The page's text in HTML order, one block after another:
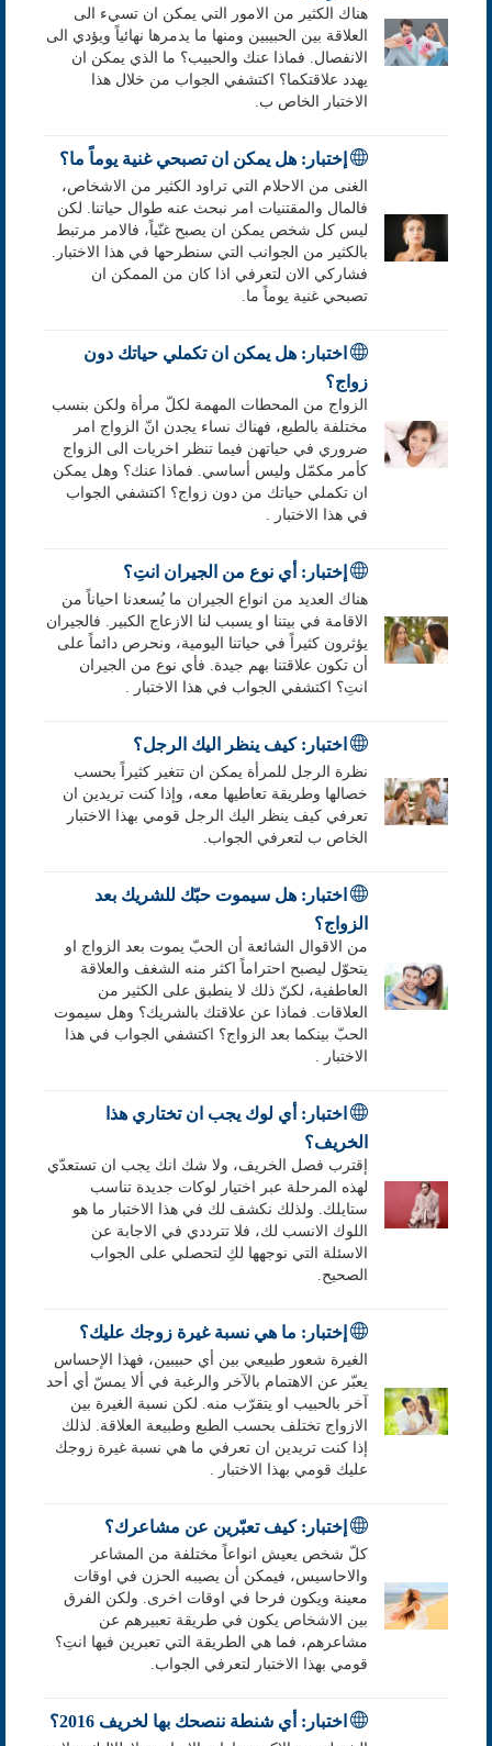
هناك الكثير من الامور التي يمكن ان تسيء الى
العلاقة بين الحبيبين ومنها ما يدمرها نهائياً ويؤدي الى
الانفصال. فماذا عنك والحبيب؟ ما الذي يمكن ان
يهدد علاقتكما؟ اكتشفي الجواب من خلال هذا
الاختبار الخاص ب.
إختبار: هل يمكن ان تصبحي غنية يوماً ما؟
الغنى من الاحلام التي تراود الكثير من الاشخاص،
فالمال والمقتنيات امر نبحث عنه طوال حياتنا. لكن
ليس كل شخص يمكن ان يصبح غنّياً، فالامر مرتبط
بالكثير من الجوانب التي سنطرحها في هذا الاختبار.
فشاركي الان لتعرفي اذا كان من الممكن ان
تصبحي غنية يوماً ما.
اختبار: هل يمكن ان تكملي حياتك دون
زواج؟
الزواج من المحطات المهمة لكلّ مرأة ولكن بنسب
مختلفة بالطبع، فهناك نساء يجدن انّ الزواج امر
ضروري في حياتهن فيما تنظر اخريات الى الزواج
كأمر مكمّل وليس أساسي. فماذا عنك؟ وهل يمكن
ان تكملي حياتك من دون زواج؟ اكتشفي الجواب
في هذا الاختبار .
إختبار: أي نوع من الجيران انتِ؟
هناك العديد من انواع الجيران ما يُسعدنا احياناً من
الاقامة في بيتنا او يسبب لنا الازعاج الكبير. فالجيران
يؤثرون كثيراً في حياتنا اليومية، ونحرص دائماً على
أن تكون علاقتنا بهم جيدة. فأي نوع من الجيران
انتِ؟ اكتشفي الجواب في هذا الاختبار .
اختبار: كيف ينظر اليك الرجل؟
نظرة الرجل للمرأة يمكن ان تتغير كثيراً بحسب
خصالها وطريقة تعاطيها معه، وإذا كنت تريدين ان
تعرفي كيف ينظر اليك الرجل قومي بهذا الاختبار
الخاص ب لتعرفي الجواب.
اختبار: هل سيموت حبّك للشريك بعد
الزواج؟
من الاقوال الشائعة أن الحبّ يموت بعد الزواج او
يتحوّل ليصبح احتراماً اكثر منه الشغف والعلاقة
العاطفية، لكنّ ذلك لا ينطبق على الكثير من
العلاقات. فماذا عن علاقتك بالشريك؟ وهل سيموت
الحبّ بينكما بعد الزواج؟ اكتشفي الجواب في هذا
الاختبار .
اختبار: أي لوك يجب ان تختاري هذا
الخريف؟
إقترب فصل الخريف، ولا شك انك يجب ان تستعدّي
لهذه المرحلة عبر اختيار لوكات جديدة تناسب
ستايلك. ولذلك نكشف لك في هذا الاختبار ما هو
اللوك الانسب لك، فلا تترددي في الاجابة عن
الاسئلة التي نوجهها لكِ لتحصلي على الجواب
الصحيح.
إختبار: ما هي نسبة غيرة زوجك عليك؟
الغيرة شعور طبيعي بين أي حبيبين، فهذا الإحساس
يعبّر عن الاهتمام بالآخر والرغبة في ألا يمسّ أي أحد
آخر بالحبيب او يتقرّب منه. لكن نسبة الغيرة بين
الازواج تختلف بحسب الطبع وطبيعة العلاقة. لذلك
إذا كنت تريدين ان تعرفي ما هي نسبة غيرة زوجك
عليك قومي بهذا الاختبار .
إختبار: كيف تعبّرين عن مشاعرك؟
كلّ شخص يعيش انواعاً مختلفة من المشاعر
والاحاسيس، فيمكن أن يصيبه الحزن في اوقات
معينة ويكون فرحا في اوقات اخرى. ولكن الفرق
بين الاشخاص يكون في طريقة تعبيرهم عن
مشاعرهم، فما هي الطريقة التي تعبرين فيها انتِ؟
قومي بهذا الاختبار لتعرفي الجواب.
اختبار: أي شنطة ننصحك بها لخريف 2016؟